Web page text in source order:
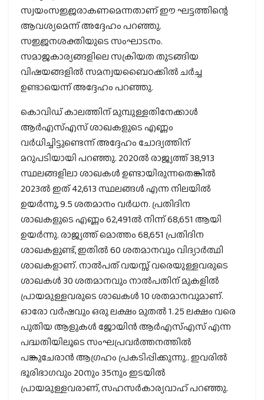
സ്വയംസജ്ജരാകണമെന്നതാണ് ഈ ഘട്ടത്തിന്റെ
ആവശ്യമെന്ന് അദ്ദേഹം പറഞ്ഞു.
സജ്ജനശക്തിയുടെ സംഘാടനം.
സമാജകാര്യങ്ങളിലെ സക്രിയത തുടങ്ങിയ
വിഷയങ്ങളില്‍ സമന്വയബൈഠക്കില്‍ ചര്‍ച്ച
ഉണ്ടായെന്ന് അദ്ദേഹം പറഞ്ഞു.
കൊവിഡ് കാലത്തിന് മുമ്പുള്ളതിനേക്കാള്‍
ആര്‍എസ്എസ് ശാഖകളുടെ എണ്ണം
വര്‍ധിച്ചിട്ടുണ്ടെന്ന് അദ്ദേഹം ചോദ്യത്തിന്
മറുപടിയായി പറഞ്ഞു. 2020ല്‍ രാജ്യത്ത് 38,913
സ്ഥലങ്ങളിലാ ശാഖകള്‍ ഉണ്ടായിരുന്നതെങ്കില്‍
2023ല്‍ ഇത് 42,613 സ്ഥലങ്ങള്‍ എന്ന നിലയില്‍
ഉയര്‍ന്നു, 9.5 ശതമാനം വര്‍ധന. പ്രതിദിന
ശാഖകളുടെ എണ്ണം 62,491ല്‍ നിന്ന് 68,651 ആയി
ഉയര്‍ന്നു. രാജ്യത്ത് മൊത്തം 68,651 പ്രതിദിന
ശാഖകളുണ്ട്, ഇതില്‍ 60 ശതമാനവും വിദ്യാര്‍ത്ഥി
ശാഖകളാണ്. നാല്‍പത് വയസ്സ് വരെയുള്ളവരുടെ
ശാഖകള്‍ 30 ശതമാനവും നാല്‍പതിന് മുകളില്‍
പ്രായമുള്ളവരുടെ ശാഖകള്‍ 10 ശതമാനവുമാണ്.
ഓരോ വര്‍ഷവും ഒരു ലക്ഷം മുതല്‍ 1.25 ലക്ഷം വരെ
പുതിയ ആളുകള്‍ ജോയിന്‍ ആര്‍എസ്എസ് എന്ന
പദ്ധതിയിലൂടെ സംഘപ്രവര്‍ത്തനത്തില്‍
പങ്കുചേരാന്‍ ആഗ്രഹം പ്രകടിപ്പിക്കുന്നു.. ഇവരില്‍
ഭൂരിഭാഗവും 20നും 35നും ഇടയില്‍
പ്രായമുള്ളവരാണ്, സഹസര്‍കാര്യവാഹ് പറഞ്ഞു.